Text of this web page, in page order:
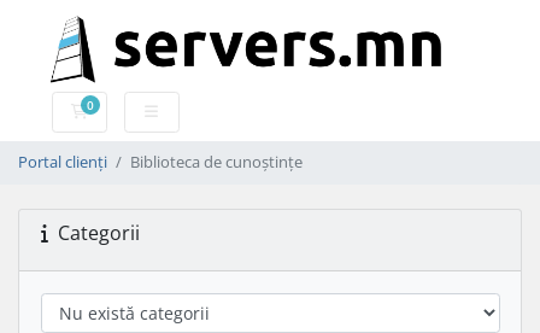
0
Coș de cumpărături
Portal clienți Biblioteca de cunoștințe
Categorii